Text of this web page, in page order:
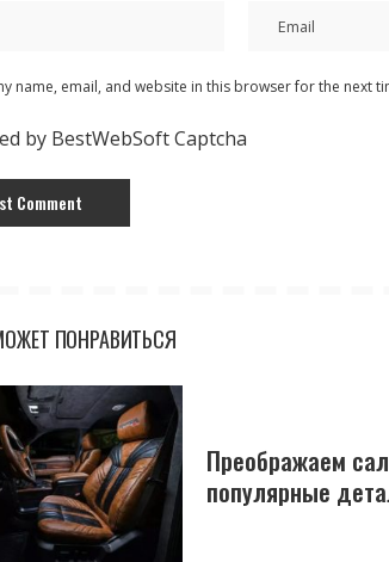
name, email, and website in this browser for the next
by BestWebSoft Captcha
ПОНРАВИТЬСЯ
Преображаем
популярные